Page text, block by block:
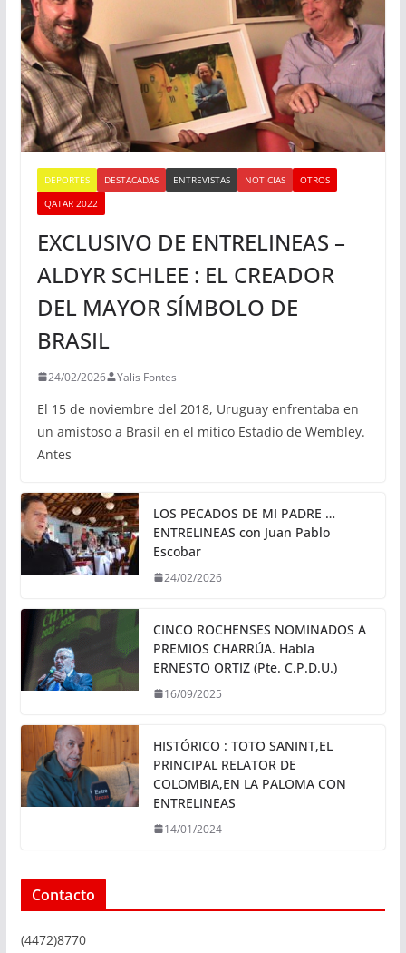
DEPORTES DESTACADAS ENTREVISTAS NOTICIAS
OTROS
QATAR 2022
EXCLUSIVO DE ENTRELINEAS –
ALDYR SCHLEE : EL CREADOR
DEL MAYOR SÍMBOLO DE
BRASIL
24/02/2026 Yalis Fontes
El 15 de noviembre del 2018, Uruguay enfrentaba en
un amistoso a Brasil en el mítico Estadio de Wembley.
Antes
LOS PECADOS DE MI PADRE …
ENTRELINEAS con Juan Pablo
Escobar
24/02/2026
CINCO ROCHENSES NOMINADOS A
PREMIOS CHARRÚA. Habla
ERNESTO ORTIZ (Pte. C.P.D.U.)
16/09/2025
HISTÓRICO : TOTO SANINT,EL
PRINCIPAL RELATOR DE
COLOMBIA,EN LA PALOMA CON
ENTRELINEAS
14/01/2024
Contacto
(4472)8770